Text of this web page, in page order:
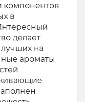
компонентов
в
делает
на
ароматы